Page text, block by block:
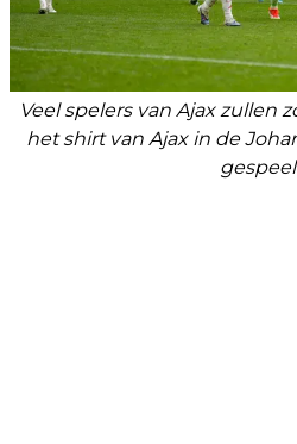
Veel spelers van Ajax zullen
het shirt van Ajax in de